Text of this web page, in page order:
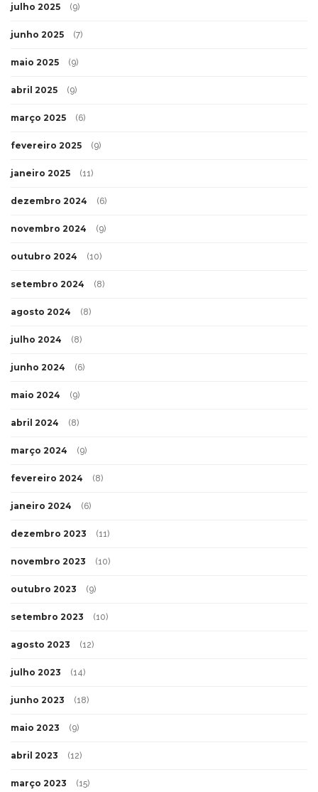
julho 2025 (9)
junho 2025 (7)
maio 2025 (9)
abril 2025 (9)
março 2025 (6)
fevereiro 2025 (9)
janeiro 2025 (11)
dezembro 2024 (6)
novembro 2024 (9)
outubro 2024 (10)
setembro 2024 (8)
agosto 2024 (8)
julho 2024 (8)
junho 2024 (6)
maio 2024 (9)
abril 2024 (8)
março 2024 (9)
fevereiro 2024 (8)
janeiro 2024 (6)
dezembro 2023 (11)
novembro 2023 (10)
outubro 2023 (9)
setembro 2023 (10)
agosto 2023 (12)
julho 2023 (14)
junho 2023 (18)
maio 2023 (9)
abril 2023 (12)
março 2023 (15)